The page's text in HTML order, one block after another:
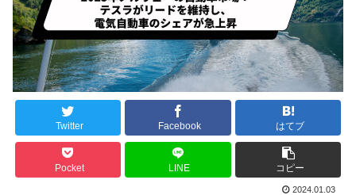
Twitter Facebook はてブ
Pocket LINE コピー
2024.01.03